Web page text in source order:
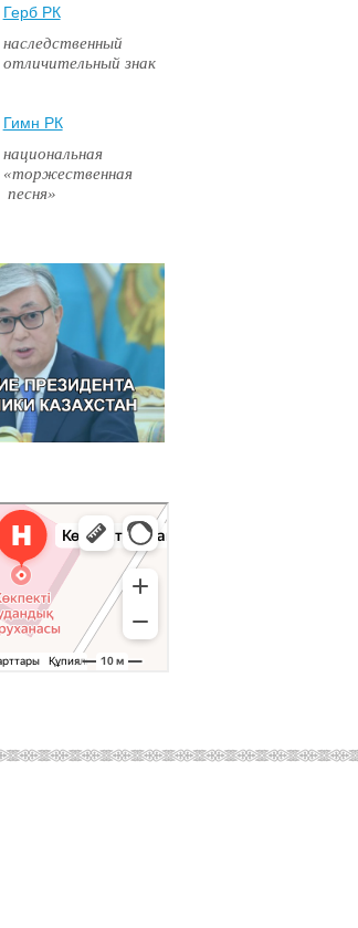
Герб РК
наследственный
отличительный знак
Гимн РК
национальная
«торжественная
песня»